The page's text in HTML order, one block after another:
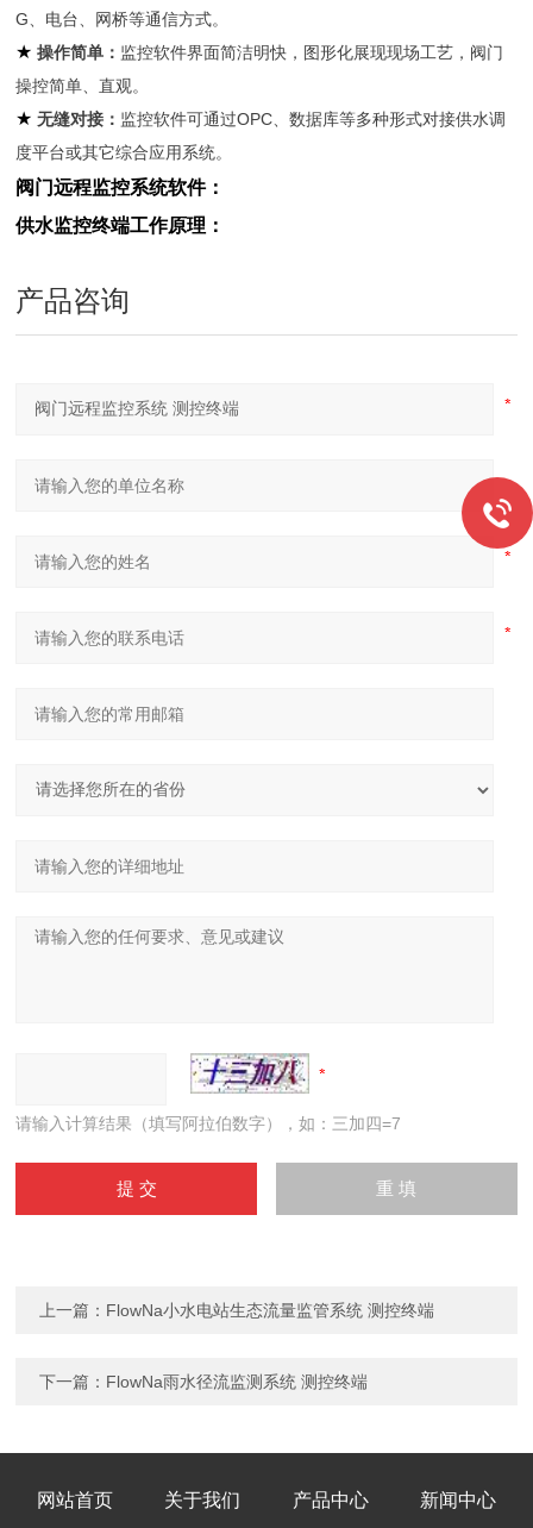
G、电台、网桥等通信方式。
★ 操作简单： 监控软件界面简洁明快，图形化展现现场工艺，阀门
操控简单、直观。
★ 无缝对接： 监控软件可通过OPC、数据库等多种形式对接供水调
度平台或其它综合应用系统。
阀门远程监控系统软件：
供水监控终端工作原理：
产品咨询
请输入计算结果（填写阿拉伯数字），如：三加四=7
上一篇： FlowNa小水电站生态流量监管系统 测控终端
下一篇： FlowNa雨水径流监测系统 测控终端
网站首页 关于我们 产品中心 新闻中心